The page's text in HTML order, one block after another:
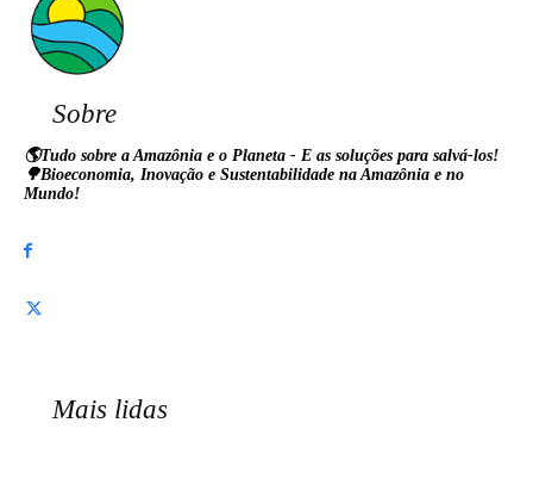
Sobre
🌎Tudo sobre a Amazônia e o Planeta - E as soluções para salvá-los!
🌳Bioeconomia, Inovação e Sustentabilidade na Amazônia e no
Mundo!
Mais lidas